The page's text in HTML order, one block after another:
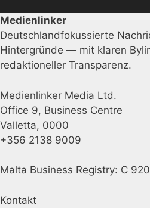
Medienlinker
Deutschlandfokussierte
Hintergründe — mit klaren
redaktioneller Transparenz.
Medienlinker Media Ltd.
Office 9, Business Centre
Valletta, 0000
+356 2138 9009
Malta Business Registry: C
Kontakt